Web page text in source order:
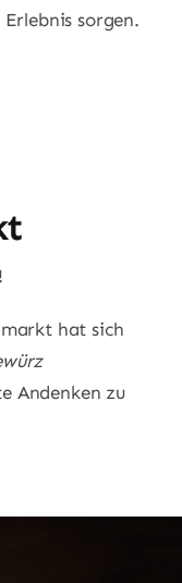
sorgen.
hat sich
Andenken zu